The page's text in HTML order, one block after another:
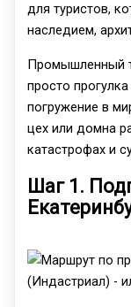
для туристов,
наследием,
Промышленный
просто
погружение в
цех или домна
катастрофах и
Шаг 1.